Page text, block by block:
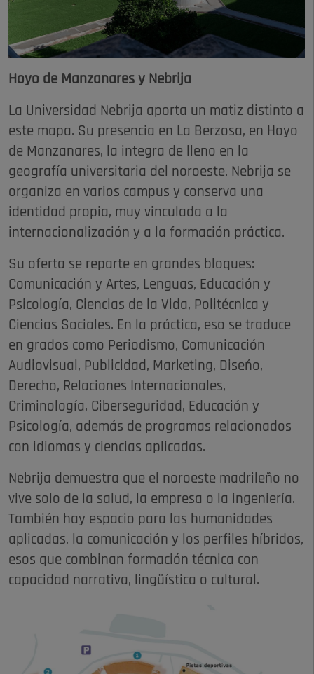
Hoyo de Manzanares y Nebrija
La Universidad Nebrija aporta un matiz distinto a
este mapa. Su presencia en La Berzosa, en Hoyo
de Manzanares, la integra de lleno en la
geografía universitaria del noroeste. Nebrija se
organiza en varios campus y conserva una
identidad propia, muy vinculada a la
internacionalización y a la formación práctica.
Su oferta se reparte en grandes bloques:
Comunicación y Artes, Lenguas, Educación y
Psicología, Ciencias de la Vida, Politécnica y
Ciencias Sociales. En la práctica, eso se traduce
en grados como Periodismo, Comunicación
Audiovisual, Publicidad, Marketing, Diseño,
Derecho, Relaciones Internacionales,
Criminología, Ciberseguridad, Educación y
Psicología, además de programas relacionados
con idiomas y ciencias aplicadas.
Nebrija demuestra que el noroeste madrileño no
vive solo de la salud, la empresa o la ingeniería.
También hay espacio para las humanidades
aplicadas, la comunicación y los perfiles híbridos,
esos que combinan formación técnica con
capacidad narrativa, lingüística o cultural.